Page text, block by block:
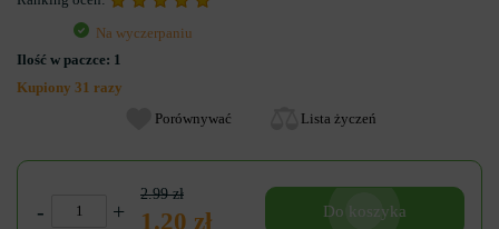
Na wyczerpaniu
Ilość w paczce: 1
Kupiony 31 razy
Porównywać
Lista życzeń
- +
2.99 zł
1.20 zł Do koszyka